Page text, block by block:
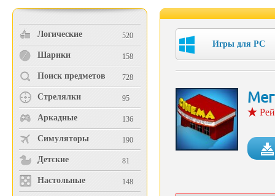
Логические 520
Шарики 158
Поиск предметов 728
Стрелялки 95
Аркадные 136
Симуляторы 190
Детские 81
Настольные 148
Игры для PC